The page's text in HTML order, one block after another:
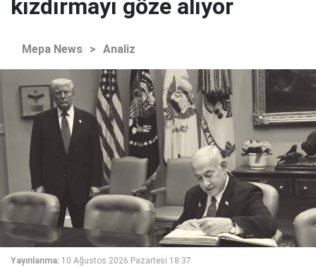
kızdırmayı göze alıyor
Mepa News > Analiz
Yayınlanma: 10 Ağustos 2026 Pazartesi 18:37